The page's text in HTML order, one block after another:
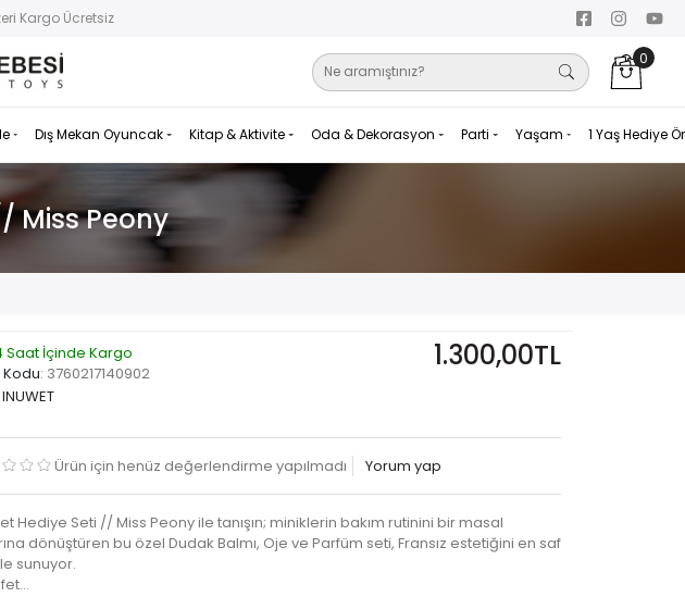
Kargo Ücretsiz
0
Dış Mekan Oyuncak Kitap & Aktivite Oda & Dekorasyon Parti Yaşam 1 Yaş Hediye
Miss Peony
Saat İçinde Kargo
Kodu: 3760217140902
INUWET
1.300,00TL
Ürün için henüz değerlendirme yapılmadı Yorum yap
Hediye Seti // Miss Peony ile tanışın; miniklerin bakım rutinini bir masal
dönüştüren bu özel Dudak Balmı, Oje ve Parfüm seti, Fransız estetiğini en saf
sunuyor.